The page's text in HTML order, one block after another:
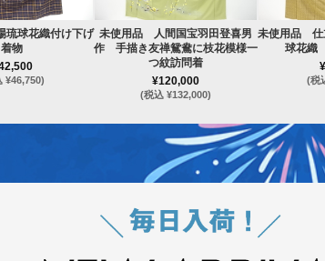
球花織付け下げ
着物
¥46,750)
未使用品 人間国宝羽田登喜男
作 手描き友禅鴛鴦に枝花模様一
つ紋訪問着
¥120,000
(税込 ¥132,000)
未使用品 仕
球花織
(税